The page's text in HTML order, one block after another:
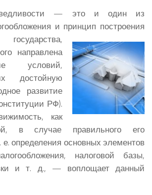
— это и один из
и принцип построения
направлена
условий,
достойную
развитие
РФ).
как
в случае правильного его
е. определения основных элементов
налоговой базы,
и т. д., — воплощает данный